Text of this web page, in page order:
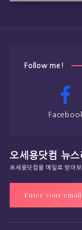
Follow me!
오세용닷컴 뉴
오세용닷컴을 메일로 받아